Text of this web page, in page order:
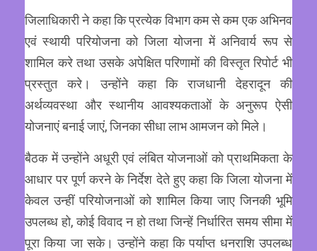
जिलाधिकारी ने कहा कि प्रत्येक विभाग कम से कम एक अभिनव
एवं स्थायी परियोजना को जिला योजना में अनिवार्य रूप से
शामिल करे तथा उसके अपेक्षित परिणामों की विस्तृत रिपोर्ट भी
प्रस्तुत करे। उन्होंने कहा कि राजधानी देहरादून की
अर्थव्यवस्था और स्थानीय आवश्यकताओं के अनुरूप ऐसी
योजनाएं बनाई जाएं, जिनका सीधा लाभ आमजन को मिले।
बैठक में उन्होंने अधूरी एवं लंबित योजनाओं को प्राथमिकता के
आधार पर पूर्ण करने के निर्देश देते हुए कहा कि जिला योजना में
केवल उन्हीं परियोजनाओं को शामिल किया जाए जिनकी भूमि
उपलब्ध हो, कोई विवाद न हो तथा जिन्हें निर्धारित समय सीमा में
पूरा किया जा सके। उन्होंने कहा कि पर्याप्त धनराशि उपलब्ध